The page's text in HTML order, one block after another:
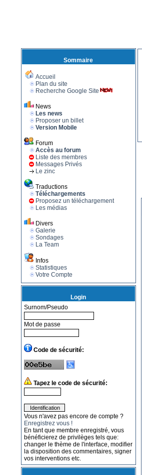
Sommaire
Accueil
Plan du site
Recherche Google Site
News
Les news
Proposer un billet
Version Mobile
Forum
Accès au forum
Liste des membres
Messages Privés
Le zinc
Traductions
Téléchargements
Proposez un téléchargement
Les médias
Divers
Galerie
Sondages
La Team
Infos
Statistiques
Votre Compte
Login
Surnom/Pseudo
Mot de passe
Code de sécurité:
Tapez le code de sécurité:
Vous n'avez pas encore de compte ?
Enregistrez vous !
En tant que membre enregistré, vous
bénéficierez de privilèges tels que:
changer le thème de l'interface, modifier
la disposition des commentaires, signer
vos interventions etc.